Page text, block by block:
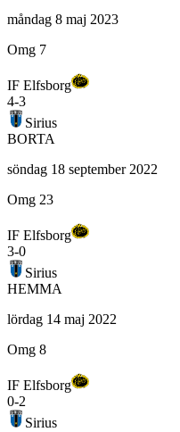
måndag 8 maj 2023
Omg 7
IF Elfsborg
4-3
Sirius
BORTA
söndag 18 september 2022
Omg 23
IF Elfsborg
3-0
Sirius
HEMMA
lördag 14 maj 2022
Omg 8
IF Elfsborg
0-2
Sirius